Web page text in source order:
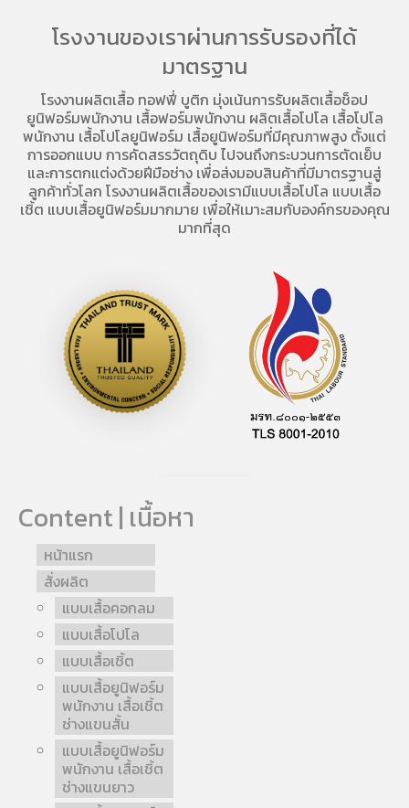
โรงงานของเราผ่านการรับรองที่ได้
มาตรฐาน
โรงงานผลิตเสื้อ ทอฟฟี่ บูติก มุ่งเน้นการรับผลิตเสื้อช็อป
ยูนิฟอร์มพนักงาน เสื้อฟอร์มพนักงาน ผลิตเสื้อโปโล เสื้อโปโล
พนักงาน เสื้อโปโลยูนิฟอร์ม เสื้อยูนิฟอร์มที่มีคุณภาพสูง ตั้งแต่
การออกแบบ การคัดสรรวัตถุดิบ ไปจนถึงกระบวนการตัดเย็บ
และการตกแต่งด้วยฝีมือช่าง เพื่อส่งมอบสินค้าที่มีมาตรฐานสู่
ลูกค้าทั่วโลก โรงงานผลิตเสื้อของเรามีแบบเสื้อโปโล แบบเสื้อ
เชิ้ต แบบเสื้อยูนิฟอร์มมากมาย เพื่อให้เมาะสมกับองค์กรของคุณ
มากที่สุด
Content | เนื้อหา
หน้าแรก
สั่งผลิต
แบบเสื้อคอกลม
แบบเสื้อโปโล
แบบเสื้อเชิ้ต
แบบเสื้อยูนิฟอร์ม
พนักงาน เสื้อเชิ้ต
ช่างแขนสั้น
แบบเสื้อยูนิฟอร์ม
พนักงาน เสื้อเชิ้ต
ช่างแขนยาว